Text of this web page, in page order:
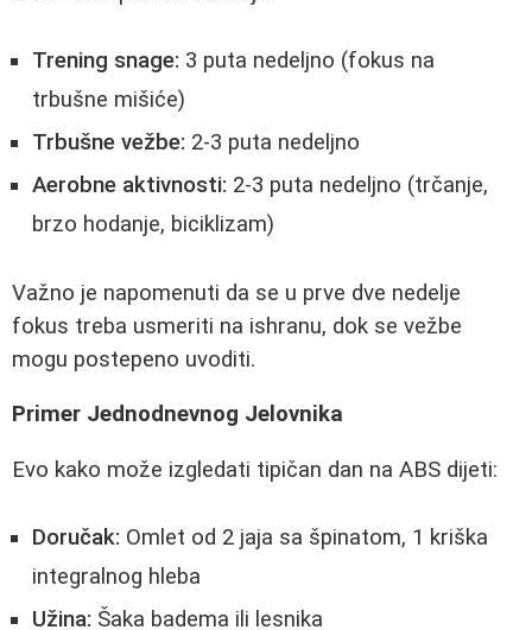
Trening snage: 3 puta nedeljno (fokus na
trbušne mišiće)
Trbušne vežbe: 2-3 puta nedeljno
Aerobne aktivnosti: 2-3 puta nedeljno (trčanje,
brzo hodanje, biciklizam)
Važno je napomenuti da se u prve dve nedelje
fokus treba usmeriti na ishranu, dok se vežbe
mogu postepeno uvoditi.
Primer Jednodnevnog Jelovnika
Evo kako može izgledati tipičan dan na ABS dijeti:
Doručak: Omlet od 2 jaja sa špinatom, 1 kriška
integralnog hleba
Užina: Šaka badema ili lesnika